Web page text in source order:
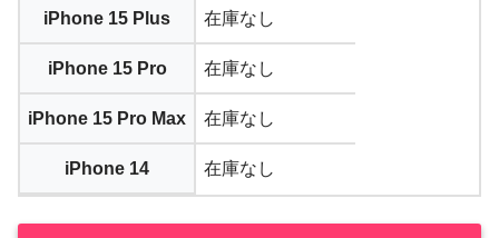
iPhone 15 Plus 在庫なし
iPhone 15 Pro 在庫なし
iPhone 15 Pro Max 在庫なし
iPhone 14 在庫なし